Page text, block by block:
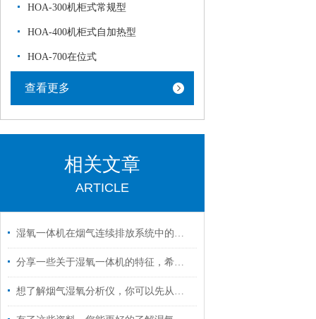
HOA-300机柜式常规型
HOA-400机柜式自加热型
HOA-700在位式
查看更多
相关文章
ARTICLE
湿氧一体机在烟气连续排放系统中的应用前景
分享一些关于湿氧一体机的特征，希望对您有所帮忙
想了解烟气湿氧分析仪，你可以先从它的特性开始